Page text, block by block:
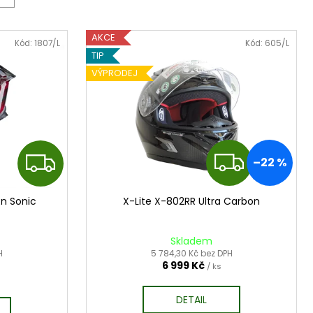
Z
D
Sonic
Kód: 1807/L
AKCE
TIP
VÝPRODEJ
Z
D
–22 %
X-Lite X-802RR Ultra Carbon
Skladem
5 784,30 Kč bez DPH
6 999 Kč / ks
DETAIL
Kód: 605/L